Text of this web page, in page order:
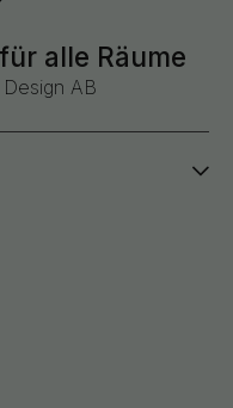
alle Räume
AB